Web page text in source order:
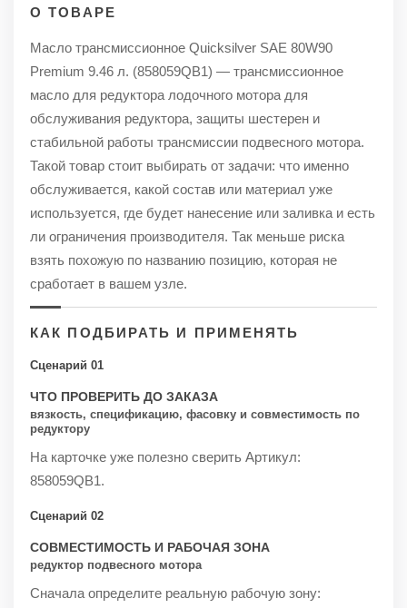
О ТОВАРЕ
Масло трансмиссионное Quicksilver SAE 80W90
Premium 9.46 л. (858059QB1) — трансмиссионное
масло для редуктора лодочного мотора для
обслуживания редуктора, защиты шестерен и
стабильной работы трансмиссии подвесного мотора.
Такой товар стоит выбирать от задачи: что именно
обслуживается, какой состав или материал уже
используется, где будет нанесение или заливка и есть
ли ограничения производителя. Так меньше риска
взять похожую по названию позицию, которая не
сработает в вашем узле.
КАК ПОДБИРАТЬ И ПРИМЕНЯТЬ
Сценарий 01
ЧТО ПРОВЕРИТЬ ДО ЗАКАЗА
вязкость, спецификацию, фасовку и совместимость по
редуктору
На карточке уже полезно сверить Артикул:
858059QB1.
Сценарий 02
СОВМЕСТИМОСТЬ И РАБОЧАЯ ЗОНА
редуктор подвесного мотора
Сначала определите реальную рабочую зону: